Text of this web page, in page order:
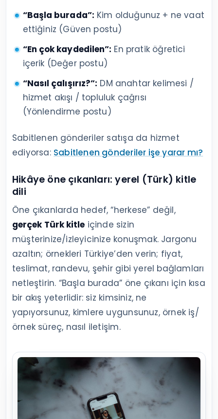
“Başla burada”: Kim olduğunuz + ne vaat
ettiğiniz (Güven postu)
“En çok kaydedilen”: En pratik öğretici
içerik (Değer postu)
“Nasıl çalışırız?”: DM anahtar kelimesi /
hizmet akışı / topluluk çağrısı
(Yönlendirme postu)
Sabitlenen gönderiler satışa da hizmet
ediyorsa: Sabitlenen gönderiler işe yarar mı?
Hikâye öne çıkanları: yerel (Türk) kitle
dili
Öne çıkanlarda hedef, “herkese” değil,
gerçek Türk kitle içinde sizin
müşterinize/izleyicinize konuşmak. Jargonu
azaltın; örnekleri Türkiye’den verin; fiyat,
teslimat, randevu, şehir gibi yerel bağlamları
netleştirin. “Başla burada” öne çıkanı için kısa
bir akış yeterlidir: siz kimsiniz, ne
yapıyorsunuz, kimlere uygunsunuz, örnek iş/
örnek süreç, nasıl iletişim.